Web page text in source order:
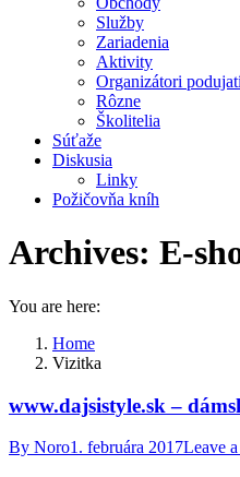
Služby
Zariadenia
Aktivity
Organizátori
Rôzne
Školitelia
Súťaže
Diskusia
Linky
Požičovňa kníh
Archives: E-
You are here:
Home
Vizitka
www.dajsistyle.sk –
By Noro1. februára 2017Leave